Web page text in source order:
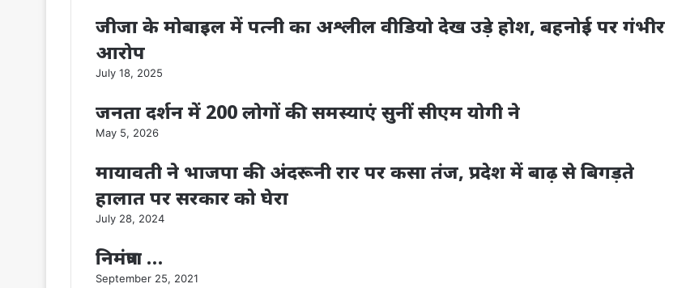
जीजा के मोबाइल में पत्नी का अश्लील वीडियो देख उड़े होश, बहनोई पर गंभीर
आरोप
July 18, 2025
जनता दर्शन में 200 लोगों की समस्याएं सुनीं सीएम योगी ने
May 5, 2026
मायावती ने भाजपा की अंदरूनी रार पर कसा तंज, प्रदेश में बाढ़ से बिगड़ते
हालात पर सरकार को घेरा
July 28, 2024
निमंत्रण …
September 25, 2021